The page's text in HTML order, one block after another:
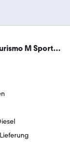
M Sport
19Zoll
Lieferung